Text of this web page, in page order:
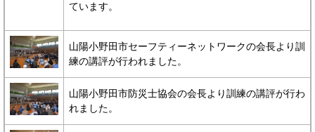
ています。
山陽小野田市セーフティーネットワークの会長より訓
練の講評が行われました。
山陽小野田市防災士協会の会長より訓練の講評が行わ
れました。